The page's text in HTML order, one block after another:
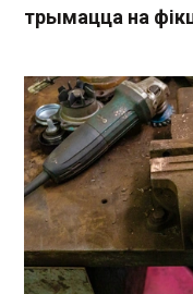
трымацца на